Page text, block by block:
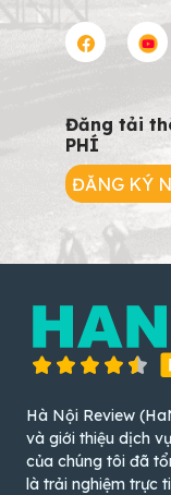
Đăng tải
PHÍ
ĐĂNG KÝ
Hà Nội Review
và giới thiệu dịch
của chúng tôi đã
là trải nghiệm trực